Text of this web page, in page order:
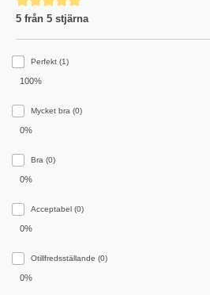
5 från 5 stjärna
Perfekt (1)
100%
Mycket bra (0)
0%
Bra (0)
0%
Acceptabel (0)
0%
Otillfredsställande (0)
0%